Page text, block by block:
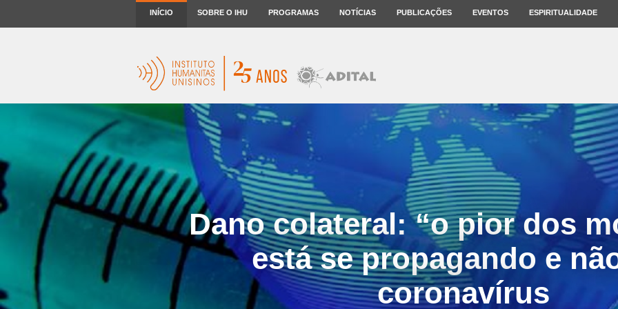
INÍCIO SOBRE O IHU PROGRAMAS NOTÍCIAS PUBLICAÇÕES EVENTOS ESPIRITUALIDADE
Dano colateral: “o pior dos
está se propagando e
coronavírus